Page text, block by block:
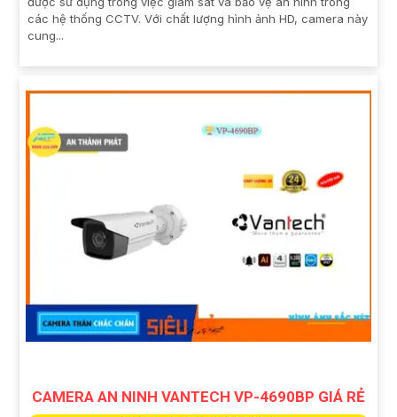
các hệ thống CCTV. Với chất lượng hình ảnh HD, camera này
cung...
CAMERA AN NINH VANTECH VP-4690BP GIÁ RẺ